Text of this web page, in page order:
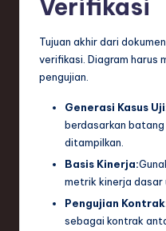
Verifikasi
Tujuan akhir dari
verifikasi. Diagram harus
pengujian.
Generasi Kasus
berdasarkan
ditampilkan.
Basis Kinerja:
metrik kinerja dasar
Pengujian
sebagai kontrak